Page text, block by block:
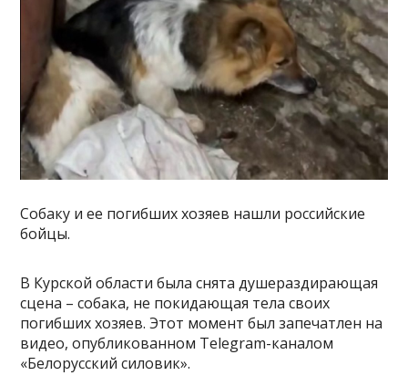
Собаку и ее погибших хозяев нашли российские
бойцы.
В Курской области была снята душераздирающая
сцена – собака, не покидающая тела своих
погибших хозяев. Этот момент был запечатлен на
видео, опубликованном Telegram-каналом
«Белорусский силовик».